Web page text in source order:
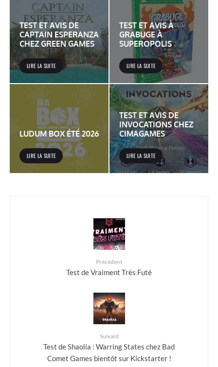
TEST ET AVIS DE
CAPTAIN ESPERANZA
CHEZ GREEN GAMES
LIRE LA SUITE
TEST ET AVIS À
GRABUGE À
SUPEROPOLIS
LIRE LA SUITE
LUDUM BOX ÉTÉ 2026
LIRE LA SUITE
TEST ET AVIS DE
INVOCATIONS CHEZ
CIMAGAMES
LIRE LA SUITE
Précédent
Test de Vraiment Très Futé
Suivant
Test de Shaolia : Warring States chez Bad
Comet Games bientôt sur Kickstarter !